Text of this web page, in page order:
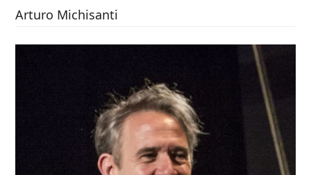
Arturo Michisanti